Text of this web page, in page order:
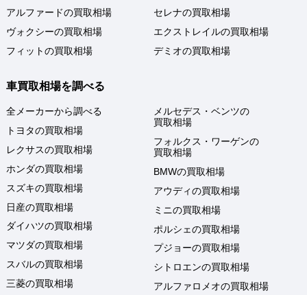
アルファードの買取相場
ヴォクシーの買取相場
フィットの買取相場
セレナの買取相場
エクストレイルの買取相場
デミオの買取相場
車買取相場を調べる
全メーカーから調べる
トヨタの買取相場
レクサスの買取相場
ホンダの買取相場
スズキの買取相場
日産の買取相場
ダイハツの買取相場
マツダの買取相場
スバルの買取相場
三菱の買取相場
メルセデス・ベンツの
買取相場
フォルクス・ワーゲンの
買取相場
BMWの買取相場
アウディの買取相場
ミニの買取相場
ポルシェの買取相場
プジョーの買取相場
シトロエンの買取相場
アルファロメオの買取相場